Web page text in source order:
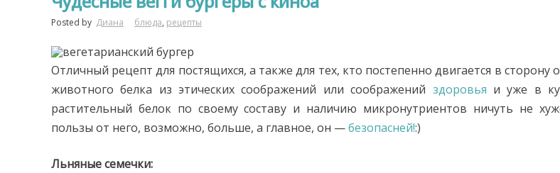
Posted by Диана блюда, рецепты
Отличный рецепт для постящихся, а также для тех, кто постепенно двигается в сторону
животного белка из этических соображений или соображений здоровья и уже в
растительный белок по своему составу и наличию микронутриентов ничуть не
пользы от него, возможно, больше, а главное, он —безопасней!:)
Льняные семечки: